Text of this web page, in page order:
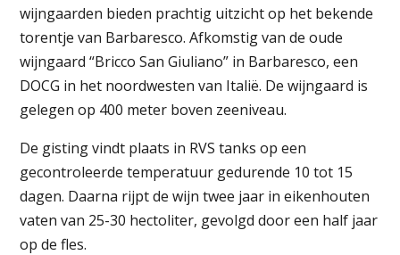
wijngaarden bieden prachtig uitzicht op het bekende
torentje van Barbaresco. Afkomstig van de oude
wijngaard “Bricco San Giuliano” in Barbaresco, een
DOCG in het noordwesten van Italië. De wijngaard is
gelegen op 400 meter boven zeeniveau.
De gisting vindt plaats in RVS tanks op een
gecontroleerde temperatuur gedurende 10 tot 15
dagen. Daarna rijpt de wijn twee jaar in eikenhouten
vaten van 25-30 hectoliter, gevolgd door een half jaar
op de fles.